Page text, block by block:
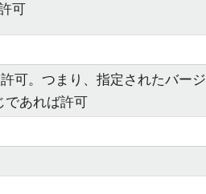
可
可。つまり、指定されたバージ
であれば許可